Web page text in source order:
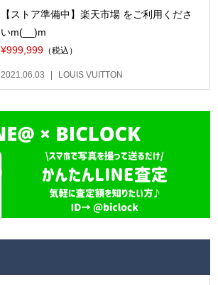
【ストア準備中】楽天市場 をご利用くださ
いm(__)m
¥999,999 （税込）
2021.06.03 LOUIS VUITTON